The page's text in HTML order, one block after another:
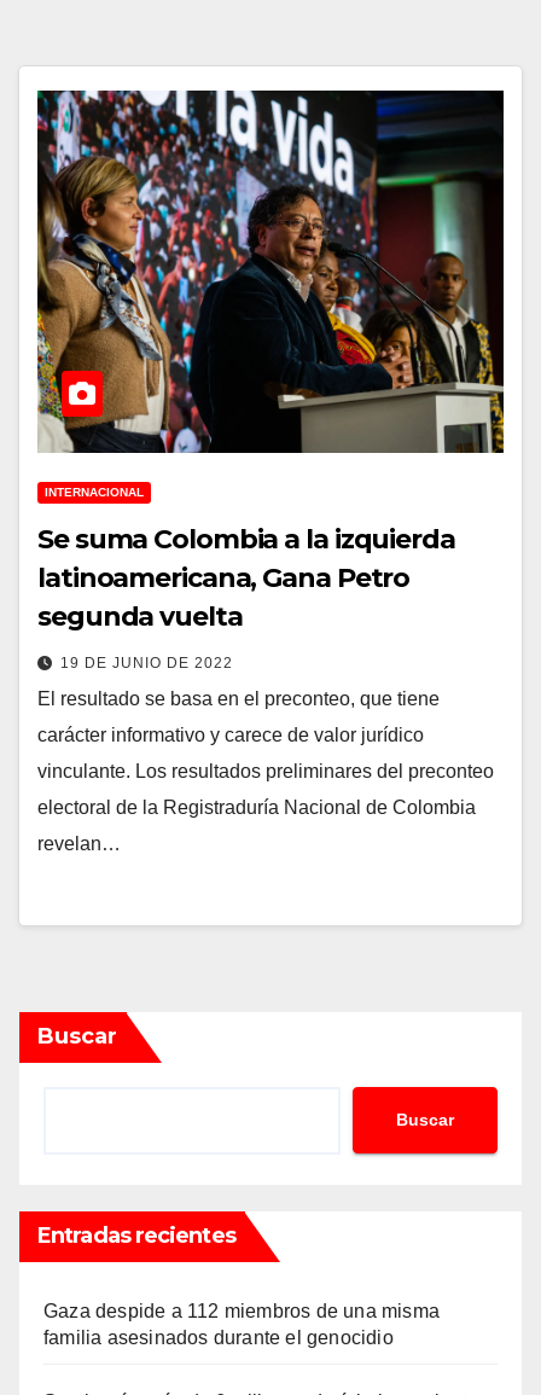
INTERNACIONAL
Se suma Colombia a la izquierda
latinoamericana, Gana Petro
segunda vuelta
19 DE JUNIO DE 2022
El resultado se basa en el preconteo, que tiene
carácter informativo y carece de valor jurídico
vinculante. Los resultados preliminares del preconteo
electoral de la Registraduría Nacional de Colombia
revelan…
Buscar
Buscar
Entradas recientes
Gaza despide a 112 miembros de una misma
familia asesinados durante el genocidio